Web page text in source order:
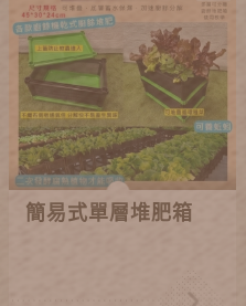
簡易式單層堆肥箱